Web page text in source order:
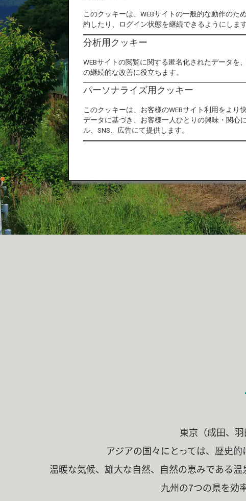
東京（成田、
アジアの国々にとっては、歴史
温暖な気候、雄大な自然、自然の恵みである
九州の7つの県を効
このクッキーは、WEBサイトの一般的な動作の
約したり、ログイン状態を継続できるようにします
分析用クッキー
WEBサイトの閲覧に関する匿名化されたデータを
の継続的な改善に役立ちます。
パーソナライズ用クッキー
このクッキーは、お客様のWEBサイト利用をよ
データに基づき、お客様一人ひとりの興味・関心
ル、SNS、広告にて提供します。